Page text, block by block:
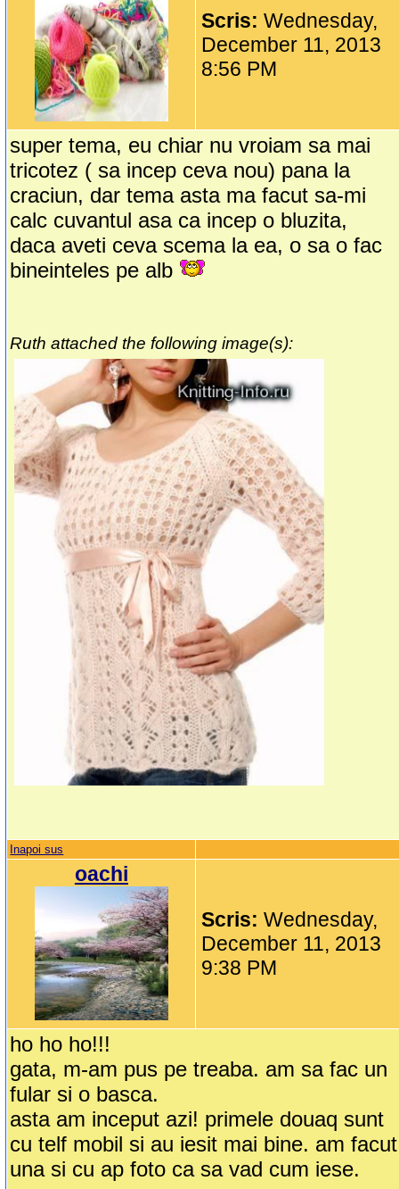
Scris:Wednesday,
December 11, 2013
8:56 PM
super tema, eu chiar nu vroiam sa mai
tricotez ( sa incep ceva nou) pana la
craciun, dar tema asta ma facut sa-mi
calc cuvantul asa ca incep o bluzita,
daca aveti ceva scema la ea, o sa o fac
bineinteles pe alb
Ruth attached the following image(s):
Inapoi sus
oachi
Scris:Wednesday,
December 11, 2013
9:38 PM
ho ho ho!!!
gata, m-am pus pe treaba. am sa fac un
fular si o basca.
asta am inceput azi! primele douaq sunt
cu telf mobil si au iesit mai bine. am facut
una si cu ap foto ca sa vad cum iese.